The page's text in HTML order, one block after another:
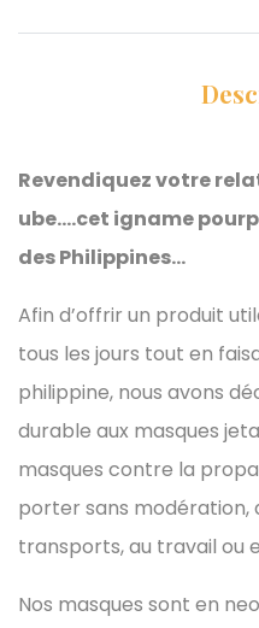
Revendiquez votre
ube….cet igname
des Philippines…
Afin d’offrir un produit
tous les jours tout en
philippine, nous avons
durable aux masques
masques contre la
porter sans modération,
transports, au travail ou
Nos masques sont en